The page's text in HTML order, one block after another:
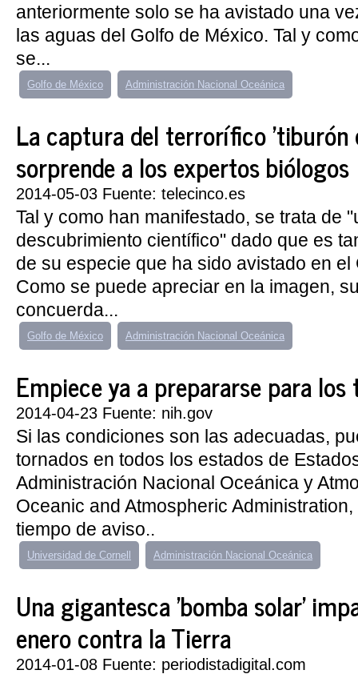
anteriormente solo se ha avistado una
las aguas del Golfo de México. Tal y
se...
Golfo de México Administración Nacional Oceánica
La captura del terrorífico 'tiburón
sorprende a los expertos biólogos
2014-05-03 Fuente: telecinco.es
Tal y como han manifestado, se trata de
descubrimiento científico" dado que es
de su especie que ha sido avistado en el
Como se puede apreciar en la imagen,
concuerda...
Golfo de México Administración Nacional Oceánica
Empiece ya a prepararse para los
2014-04-23 Fuente: nih.gov
Si las condiciones son las adecuadas,
tornados en todos los estados de
Administración Nacional Oceánica y
Oceanic and Atmospheric
tiempo de aviso..
Universidad de Cornell Administración Nacional Oceánica
Una gigantesca 'bomba solar'
enero contra la Tierra
2014-01-08 Fuente: periodistadigital.com